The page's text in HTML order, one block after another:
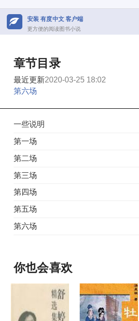
安装 有度中文 客户端
更方便的阅读图书小说
章节目录
最近更新2020-03-25 18:02
第六场
一些说明
第一场
第二场
第三场
第四场
第五场
第六场
你也会喜欢